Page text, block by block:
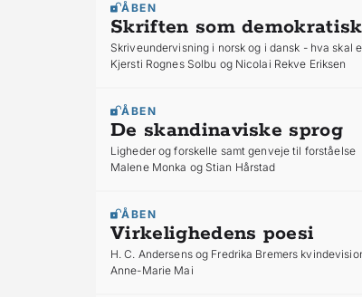
ÅBEN
Skriften som
Skriveundervisning i norsk og i dansk - hva
Kjersti Rognes Solbu og Nicolai Rekve Eriksen
ÅBEN
De skandinaviske sprog
Ligheder og forskelle samt genveje til forståelse
Malene Monka og Stian Hårstad
ÅBEN
Virkelighedens poesi
H. C. Andersens og Fredrika Bremers
Anne-Marie Mai